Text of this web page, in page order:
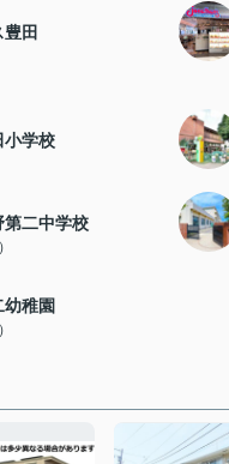
田
小学校
第二中学校
幼稚園